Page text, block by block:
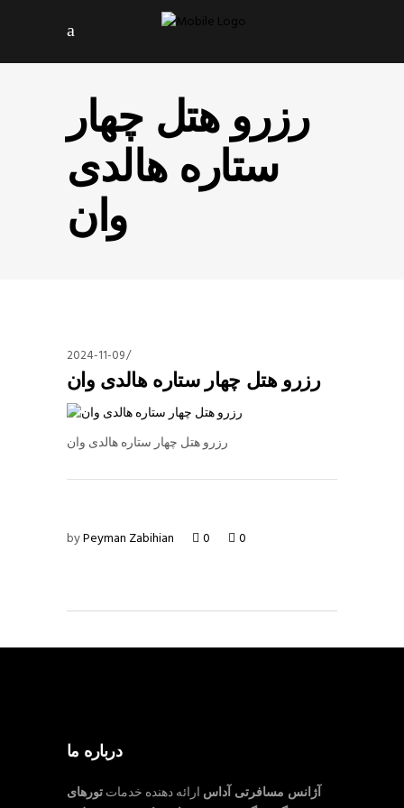
رزرو هتل چهار
ستاره هالدی
وان
2024-11-09
رزرو هتل چهار ستاره هالدی وان
رزرو هتل چهار ستاره هالدی وان
byPeyman Zabihian 0 0
درباره ما
آژانس مسافرتی آداس ارائه دهنده خدماتتورهای